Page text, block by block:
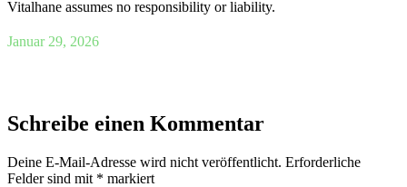
Vitalhane assumes no responsibility or liability.
Januar 29, 2026
Schreibe einen Kommentar
Deine E-Mail-Adresse wird nicht veröffentlicht. Erforderliche
Felder sind mit * markiert